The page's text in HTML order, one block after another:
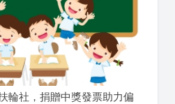
輪社，捐贈中獎發票助力偏